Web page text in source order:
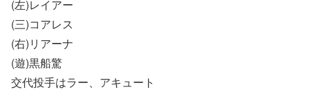
(左)レイアー
(三)コアレス
(右)リアーナ
(遊)黒船驚
交代投手はラー、アキュート